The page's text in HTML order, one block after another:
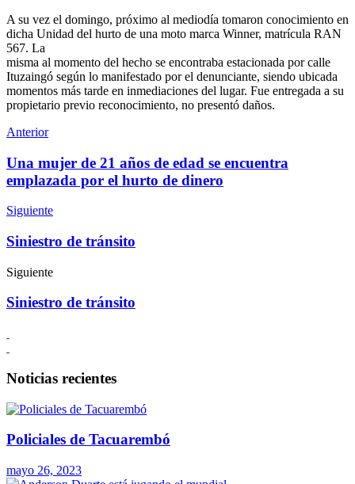
A su vez el domingo, próximo al mediodía tomaron conocimiento en
dicha Unidad del hurto de una moto marca Winner, matrícula RAN
567. La
misma al momento del hecho se encontraba estacionada por calle
Ituzaingó según lo manifestado por el denunciante, siendo ubicada
momentos más tarde en inmediaciones del lugar. Fue entregada a su
propietario previo reconocimiento, no presentó daños.
Anterior
Una mujer de 21 años de edad se encuentra
emplazada por el hurto de dinero
Siguiente
Siniestro de tránsito
Siguiente
Siniestro de tránsito
Noticias recientes
Policiales de Tacuarembó
mayo 26, 2023